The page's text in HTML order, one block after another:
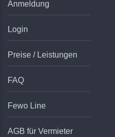
Anmeldung
Login
Preise / Leistungen
FAQ
Fewo Line
AGB für Vermieter